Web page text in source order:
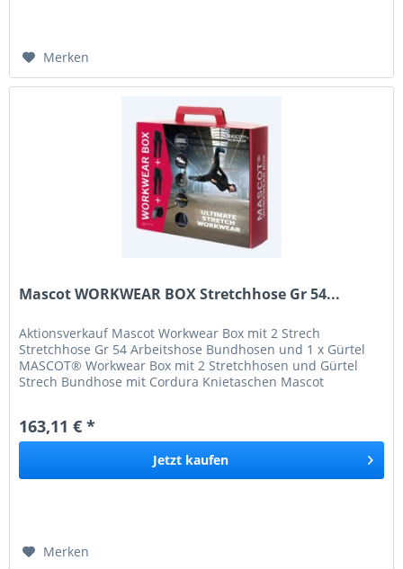
Merken
Mascot WORKWEAR BOX Stretchhose Gr 54...
Aktionsverkauf Mascot Workwear Box mit 2 Strech
Stretchhose Gr 54 Arbeitshose Bundhosen und 1 x Gürtel
MASCOT® Workwear Box mit 2 Stretchhosen und Gürtel
Strech Bundhose mit Cordura Knietaschen Mascot
163,11 € *
Jetzt kaufen
Merken